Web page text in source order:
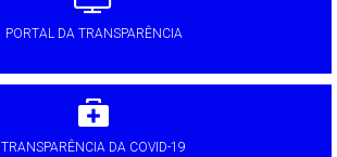
PORTAL DA TRANSPARÊNCIA
TRANSPARÊNCIA DA COVID-19